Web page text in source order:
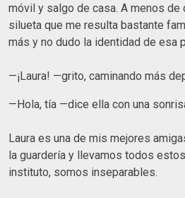
móvil y salgo de casa. A menos
silueta que me resulta bastante
más y no dudo la identidad de esa
—¡Laura! —grito, caminando más
—Hola, tía —dice ella con una
Laura es una de mis mejores
la guardería y llevamos todos
instituto, somos inseparables.